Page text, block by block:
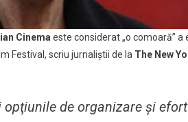
Cinema este considerat „o comoară”
Festival, scriu jurnaliştii de la The New
de organizare şi